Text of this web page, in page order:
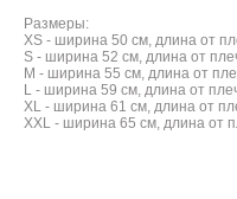
Размеры:
XS - ширина 50 см, длина от
S - ширина 52 см, длина от
M - ширина 55 см, длина от
L - ширина 59 см, длина от
XL - ширина 61 см, длина от
XXL - ширина 65 см, длина от